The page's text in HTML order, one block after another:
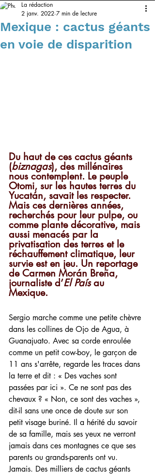
Mexique : cactus géants
en voie de disparition
La rédaction
2 janv. 2022 7 min de lecture
Du haut de ces cactus géants
(biznagas), des millénaires
nous contemplent. Le peuple
Otomi, sur les hautes terres du
Yucatán, savait les respecter.
Mais ces dernières années,
recherchés pour leur pulpe, ou
comme plante décorative, mais
aussi menacés par la
privatisation des terres et le
réchauffement climatique, leur
survie est en jeu. Un reportage
de Carmen Morán Breña,
journaliste d’El País au
Mexique.
Sergio marche comme une petite chèvre
dans les collines de Ojo de Agua, à
Guanajuato. Avec sa corde enroulée
comme un petit cow-boy, le garçon de
11 ans s'arrête, regarde les traces dans
la terre et dit : « Des vaches sont
passées par ici ». Ce ne sont pas des
chevaux ? « Non, ce sont des vaches »,
dit-il sans une once de doute sur son
petit visage buriné. Il a hérité du savoir
de sa famille, mais ses yeux ne verront
jamais dans ces montagnes ce que ses
parents ou grands-parents ont vu.
Jamais. Des milliers de cactus géants